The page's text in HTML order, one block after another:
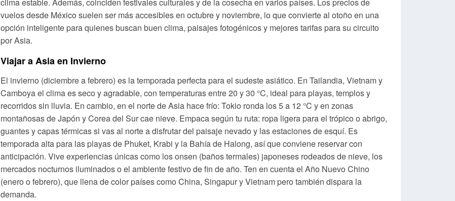
vuelos desde México suelen ser más accesibles en octubre y noviembre, lo que convierte al otoño en una
opción inteligente para quienes buscan buen clima, paisajes fotogénicos y mejores tarifas para su circuito
por Asia.
Viajar a Asia en Invierno
El invierno (diciembre a febrero) es la temporada perfecta para el sudeste asiático. En Tailandia, Vietnam y
Camboya el clima es seco y agradable, con temperaturas entre 20 y 30 °C, ideal para playas, templos y
recorridos sin lluvia. En cambio, en el norte de Asia hace frío: Tokio ronda los 5 a 12 °C y en zonas
montañosas de Japón y Corea del Sur cae nieve. Empaca según tu ruta: ropa ligera para el trópico o abrigo,
guantes y capas térmicas si vas al norte a disfrutar del paisaje nevado y las estaciones de esquí. Es
temporada alta para las playas de Phuket, Krabi y la Bahía de Halong, así que conviene reservar con
anticipación. Vive experiencias únicas como los onsen (baños termales) japoneses rodeados de nieve, los
mercados nocturnos iluminados o el ambiente festivo de fin de año. Ten en cuenta el Año Nuevo Chino
(enero o febrero), que llena de color países como China, Singapur y Vietnam pero también dispara la
demanda.